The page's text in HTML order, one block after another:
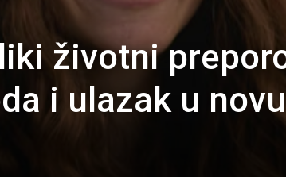
životni
i ulazak u novu